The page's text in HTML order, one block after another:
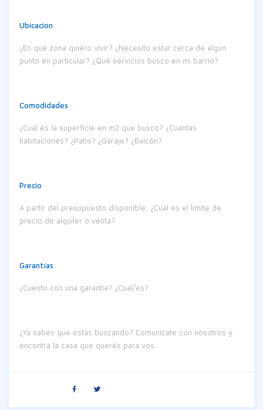
Ubicación
¿En qué zona quiero vivir? ¿Necesito estar cerca de algún
punto en particular? ¿Qué servicios busco en mi barrio?
Comodidades
¿Cuál es la superficie en m2 que busco? ¿Cuántas
habitaciones? ¿Patio? ¿Garaje? ¿Balcón?
Precio
A partir del presupuesto disponible, ¿Cuál es el límite de
precio de alquiler o venta?
Garantías
¿Cuento con una garantía? ¿Cuál/es?
¿Ya sabés que estás buscando? Comunicate con nosotros y
encontrá la casa que querés para vos.